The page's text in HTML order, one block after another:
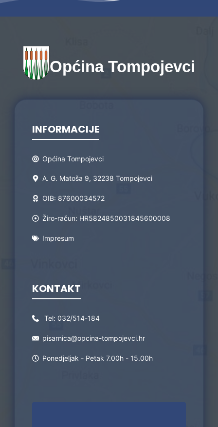
Općina Tompojevci
INFORMACIJE
Općina Tompojevci
A. G. Matoša 9, 32238 Tompojevci
OIB: 87600034572
Žiro-račun: HR5824850031845600008
Impresum
KONTAKT
Tel: 032/514-184
pisarnica@opcina-tompojevci.hr
Ponedjeljak - Petak 7.00h - 15.00h